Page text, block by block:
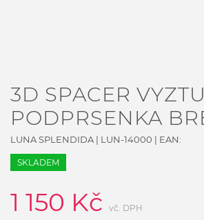
3D SPACER
PODPRSENKA
LUNA SPLENDIDA | LUN-14000 | EAN:
SKLADEM
1 150 Kč vč. DPH